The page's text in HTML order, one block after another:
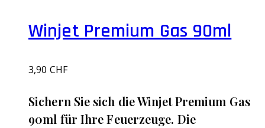
Winjet Premium Gas 90ml
3,90 CHF
Sichern Sie sich die Winjet Premium Gas
90ml für Ihre Feuerzeuge. Die